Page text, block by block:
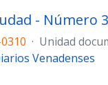
- Número
· Unidad
Venadenses